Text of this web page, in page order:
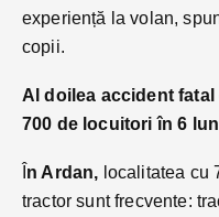
experiență la volan,
copii.
Al doilea accident
700 de locuitori în 6
n Ardan, localitatea cu
tractor sunt frecvente: